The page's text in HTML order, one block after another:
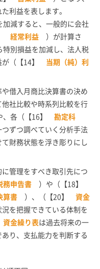
利益を表します。
加減すると、一般的に会社
経常利益 ）が計算さ
特別損益を加減し、法人税
（【14】
当期（純）利
借入月商比決算書の決め
社比較や時系列比較を行
、各（【16】
勘定科
ずつ調べていく分析手法
財務状態を浮き彫りにし
管理をすべき取引先につ
申告書 ）や（【18】
算書 ）、（【20】
資金
を把握できている体制を
資金繰り表は過去将来の一
り、支払能力を判断する